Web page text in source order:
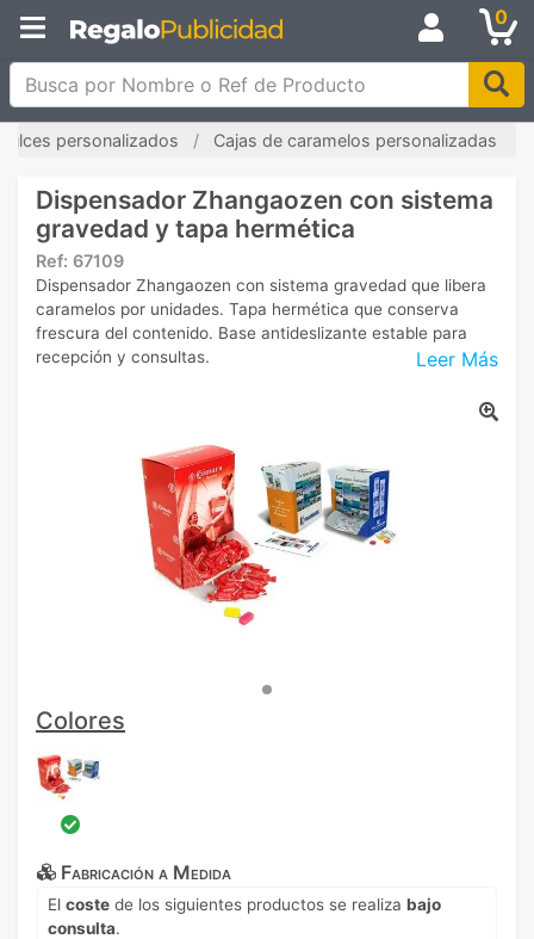
0
Busca por Nombre o Ref de Producto
personalizados Cajas de caramelos personalizadas
Dispensador Zhangaozen con sistema
gravedad y tapa hermética
Ref: 67109
Leer Más
Dispensador Zhangaozen con sistema gravedad que libera
caramelos por unidades. Tapa hermética que conserva
frescura del contenido. Base antideslizante estable para
recepción y consultas.
Colores
Fabricación a Medida
El coste de los siguientes productos se realiza bajo
consulta.